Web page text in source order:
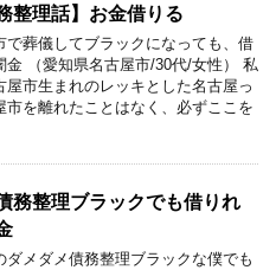
整理話】お金借りる
で葬儀してブラックになっても、借
金 （愛知県名古屋市/30代/女性） 私
屋市生まれのレッキとした名古屋っ
市を離れたことはなく、必ずここを
務整理ブラックでも借りれ
ダメダメ債務整理ブラックな僕でも